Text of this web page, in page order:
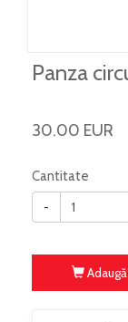
Panza
30.00 EUR
Cantitate
-